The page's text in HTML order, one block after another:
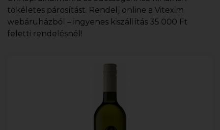
tökéletes párosítást. Rendelj online a Vitexim
webáruházból – ingyenes kiszállítás 35 000 Ft
feletti rendelésnél!